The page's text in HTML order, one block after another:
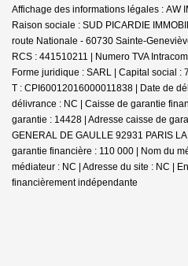
Affichage des informations légales : AW
Raison sociale : SUD PICARDIE
route Nationale - 60730 Sainte-
RCS : 441510211 | Numero TVA
Forme juridique : SARL | Capital social :
T : CPI60012016000011838 | Date de
délivrance : NC | Caisse de garantie
garantie : 14428 | Adresse caisse de
GENERAL DE GAULLE 92931 PARIS
garantie financière : 110 000 | Nom du
médiateur : NC | Adresse du site : NC |
financièrement indépendante